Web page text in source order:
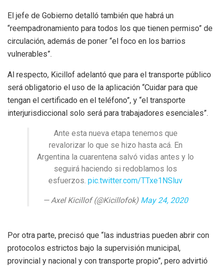
El jefe de Gobierno detalló también que habrá un
“reempadronamiento para todos los que tienen permiso” de
circulación, además de poner “el foco en los barrios
vulnerables”.
Al respecto, Kicillof adelantó que para el transporte público
será obligatorio el uso de la aplicación “Cuidar para que
tengan el certificado en el teléfono”, y “el transporte
interjurisdiccional solo será para trabajadores esenciales”.
Ante esta nueva etapa tenemos que
revalorizar lo que se hizo hasta acá. En
Argentina la cuarentena salvó vidas antes y lo
seguirá haciendo si redoblamos los
esfuerzos. pic.twitter.com/TTxe1NSluv
— Axel Kicillof (@Kicillofok) May 24, 2020
Por otra parte, precisó que “las industrias pueden abrir con
protocolos estrictos bajo la supervisión municipal,
provincial y nacional y con transporte propio”, pero advirtió